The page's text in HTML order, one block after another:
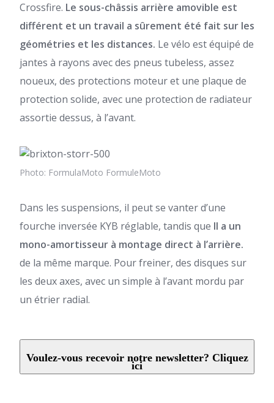
Crossfire. Le sous-châssis arrière amovible est
différent et un travail a sûrement été fait sur les
géométries et les distances. Le vélo est équipé de
jantes à rayons avec des pneus tubeless, assez
noueux, des protections moteur et une plaque de
protection solide, avec une protection de radiateur
assortie dessus, à l’avant.
Photo: FormulaMoto FormuleMoto
Dans les suspensions, il peut se vanter d’une
fourche inversée KYB réglable, tandis que Il a un
mono-amortisseur à montage direct à l’arrière.
de la même marque. Pour freiner, des disques sur
les deux axes, avec un simple à l’avant mordu par
un étrier radial.
Voulez-vous recevoir notre newsletter? Cliquez
ici